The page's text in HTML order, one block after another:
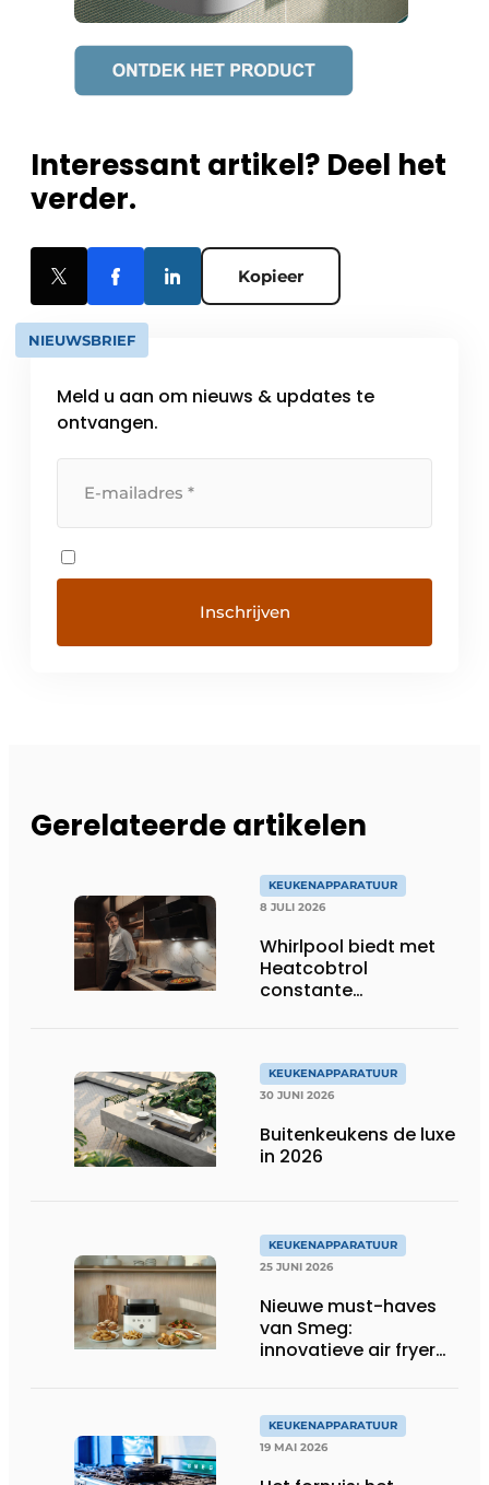
Interessant artikel? Deel het
verder.
Kopieer
NIEUWSBRIEF
Meld u aan om nieuws & updates te
ontvangen.
Gerelateerde artikelen
KEUKENAPPARATUUR
8 JULI 2026
Whirlpool biedt met
Heatcobtrol
constante
KEUKENAPPARATUUR
30 JUNI 2026
Buitenkeukens de luxe
in 2026
KEUKENAPPARATUUR
25 JUNI 2026
Nieuwe must-haves
van Smeg:
innovatieve air fryer
KEUKENAPPARATUUR
19 MAI 2026